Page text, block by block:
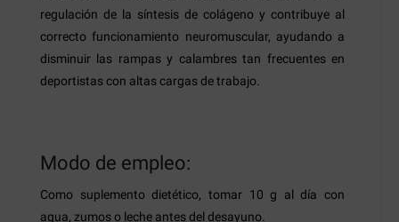
regulación de la síntesis de colágeno y contribuye al
correcto funcionamiento neuromuscular, ayudando a
disminuir las rampas y calambres tan frecuentes en
deportistas con altas cargas de trabajo.
Modo de empleo:
Como suplemento dietético, tomar 10 g al día con
agua, zumos o leche antes del desayuno.